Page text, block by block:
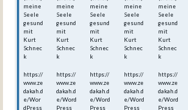
meine
Seele
gesund
mit
Kurt
Schnec
k
https://
www.ze
dakah.d
e/Wor
dPress
meine
Seele
gesund
mit
Kurt
Schnec
k
https://
www.ze
dakah.d
e/Word
Press_
meine
Seele
gesund
mit
Kurt
Schnec
k
https://
www.ze
dakah.d
e/Word
Press_
meine
Seele
gesund
mit
Kurt
Schnec
k
https://
www.ze
dakah.d
e/Word
Press_
meine
Seele
gesund
mit
Kurt
Schnec
k
https://
www.ze
dakah.d
e/Word
Press_